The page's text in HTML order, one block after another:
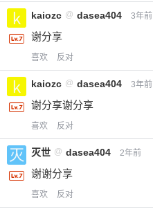
kaiozc @ dasea404 3年前
谢分享
喜欢 反对
kaiozc @ dasea404 3年前
谢分享谢分享
喜欢 反对
灭世 @ dasea404 2年前
谢谢分享
喜欢 反对